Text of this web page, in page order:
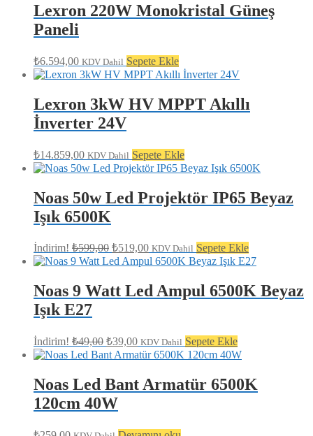
Lexron 220W Monokristal Güneş
Paneli
₺6.594,00 KDV Dahil Sepete Ekle
Lexron 3kW HV MPPT Akıllı
İnverter 24V
₺14.859,00 KDV Dahil Sepete Ekle
Noas 50w Led Projektör IP65 Beyaz
Işık 6500K
İndirim! ₺599,00 Orijinal
fiyat:
₺519,00Şu
andaki
fiyat:
₺519,00.
KDV Dahil Sepete Ekle
Noas 9 Watt Led Ampul 6500K Beyaz
Işık E27
İndirim! ₺49,00 Orijinal
fiyat:
₺39,00Şu
andaki
fiyat:
₺39,00.
KDV Dahil Sepete Ekle
Noas Led Bant Armatür 6500K
120cm 40W